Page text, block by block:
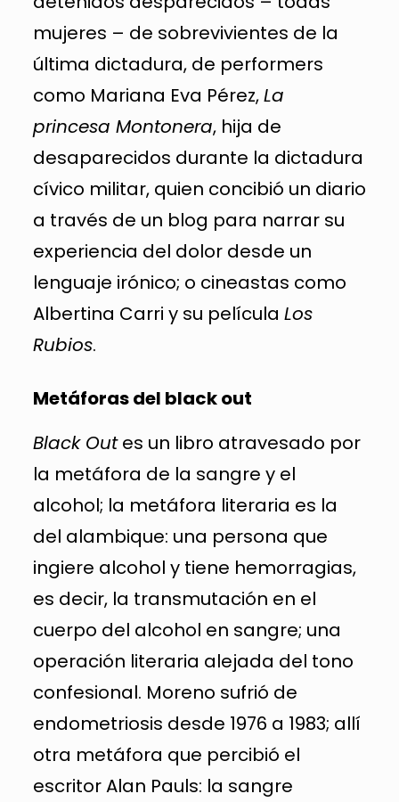
mujeres – de sobrevivientes de la
última dictadura, de performers
como Mariana Eva Pérez,La
princesa Montonera, hija de
desaparecidos durante la dictadura
cívico militar, quien concibió un diario
a través de un blog para narrar su
experiencia del dolor desde un
lenguaje irónico; o cineastas como
Albertina Carri y su película Los
Rubios.
Metáforas del black out
Black Outes un libro atravesado por
la metáfora de la sangre y el
alcohol; la metáfora literaria es la
del alambique: una persona que
ingiere alcohol y tiene hemorragias,
es decir, la transmutación en el
cuerpo del alcohol en sangre; una
operación literaria alejada del tono
confesional. Moreno sufrió de
endometriosis desde 1976 a 1983; allí
otra metáfora que percibió el
escritor Alan Pauls: la sangre